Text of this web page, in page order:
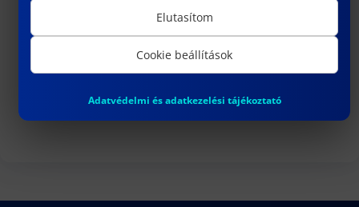
Bánki Gólyatábor – 2026
SZEPT 10:15-13:00
DR. VARGA PÉTER JÁNOS egyetemi
docens habilitációs eljárása
Naptár megtekintése
Elutasítom
Cookie beállítások
Adatvédelmi és adatkezelési tájékoztató